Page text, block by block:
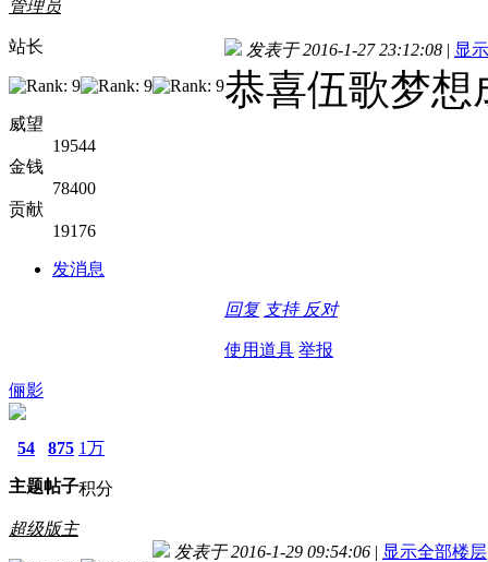
管理员
站长
威望
19544
金钱
78400
贡献
19176
发消息
发表于 2016-1-27 23:12:08 | 显
恭喜伍歌梦想
回复 支持 反对
使用道具 举报
俪影
54
主题
875
帖子
1万
积分
超级版主
发表于 2016-1-29 09:54:06 | 显示全部楼层